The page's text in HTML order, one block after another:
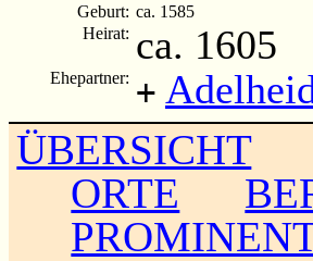
Geburt: ca. 1585
Heirat: ca. 1605
Ehepartner: +
ÜBERSICHT
ORTE